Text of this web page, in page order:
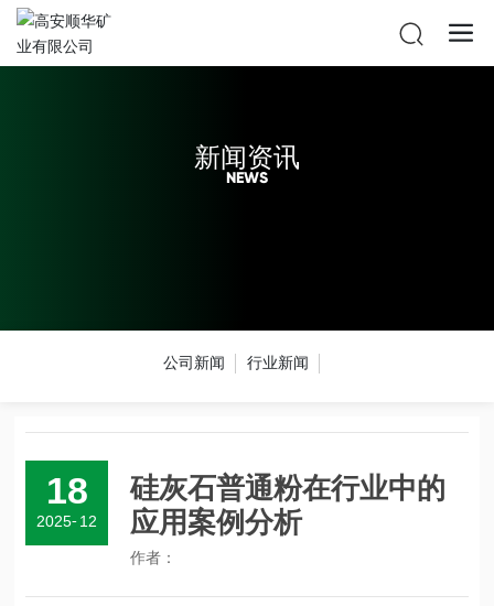
新闻资讯
NEWS
公司新闻 行业新闻
18
2025- 12
硅灰石普通粉在行业中的
应用案例分析
作者：